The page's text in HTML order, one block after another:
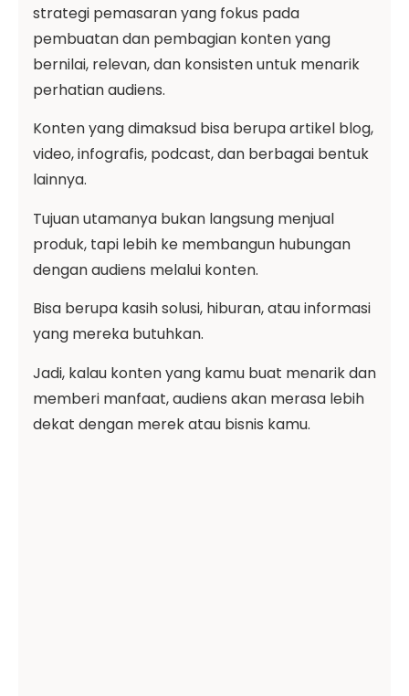
strategi pemasaran yang fokus pada
pembuatan dan pembagian konten yang
bernilai, relevan, dan konsisten untuk menarik
perhatian audiens.
Konten yang dimaksud bisa berupa artikel blog,
video, infografis, podcast, dan berbagai bentuk
lainnya.
Tujuan utamanya bukan langsung menjual
produk, tapi lebih ke membangun hubungan
dengan audiens melalui konten.
Bisa berupa kasih solusi, hiburan, atau informasi
yang mereka butuhkan.
Jadi, kalau konten yang kamu buat menarik dan
memberi manfaat, audiens akan merasa lebih
dekat dengan merek atau bisnis kamu.